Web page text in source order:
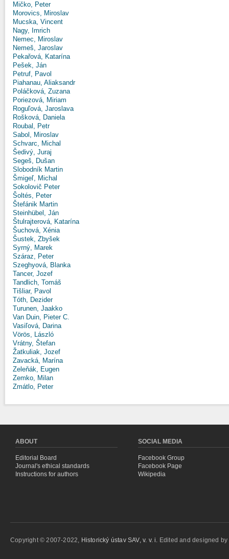
Mičko, Peter
Morovics, Miroslav
Mucska, Vincent
Nagy, Imrich
Nemec, Miroslav
Nemeš, Jaroslav
Pekařová, Katarína
Pešek, Ján
Petruf, Pavol
Piahanau, Aliaksandr
Poláčková, Zuzana
Poriezová, Miriam
Roguľová, Jaroslava
Rošková, Daniela
Roubal, Petr
Sabol, Miroslav
Schvarc, Michal
Šedivý, Juraj
Segeš, Dušan
Slobodník Martin
Šmigeľ, Michal
Sokolovič Peter
Šoltés, Peter
Štefánik Martin
Steinhübel, Ján
Štulrajterová, Katarína
Šuchová, Xénia
Šustek, Zbyšek
Syrný, Marek
Száraz, Peter
Szeghyová, Blanka
Tancer, Jozef
Tandlich, Tomáš
Tišliar, Pavol
Tóth, Dezider
Turunen, Jaakko
Van Duin, Pieter C.
Vasiľová, Darina
Vörös, László
Vrátny, Štefan
Žatkuliak, Jozef
Zavacká, Marína
Zeleňák, Eugen
Zemko, Milan
Zmátlo, Peter
ABOUT
Editorial Board
Journal's ethical standards
Instructions for authors
SOCIAL MEDIA
Facebook Group
Facebook Page
Wikipedia
Copyright © 2007-2022, Historický ústav SAV, v. v. i. Edited and designed by